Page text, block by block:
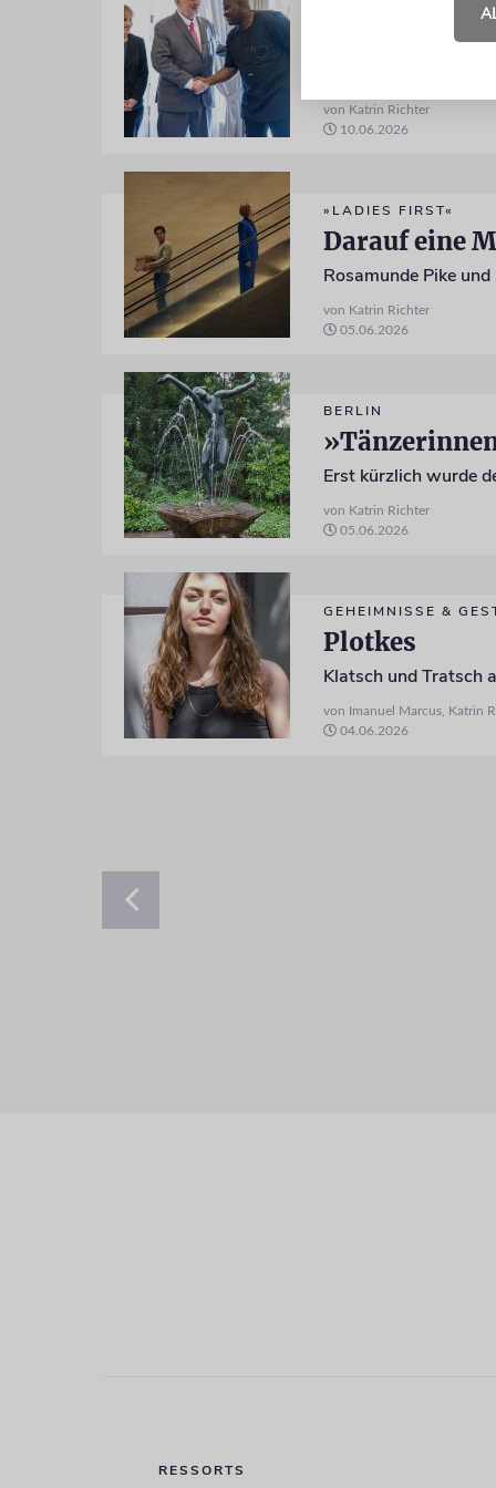
Kleine
von Katrin Richter
10.06.2026
»LADIES FIRST«
Darauf eine
von Katrin Richter
05.06.2026
BERLIN
von Katrin Richter
05.06.2026
GEHEIMNISSE &
Plotkes
Klatsch und Tratsch
von Imanuel Marcus, Katrin
04.06.2026
RESSORTS